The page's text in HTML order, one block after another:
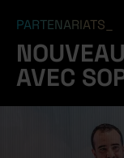
PARTENARIATS
AVEC